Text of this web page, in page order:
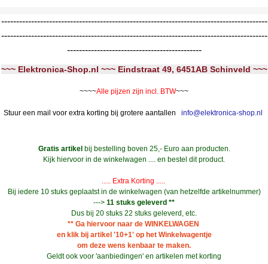
-----------------------------------------------------------------------------------------
-----------------------------------------------------------------------------------------
---------------------------------------------
~~~ Elektronica-Shop.nl ~~~ Eindstraat 49, 6451AB Schinveld ~~~
~~~~Alle pijzen zijn incl. BTW~~~
Stuur een mail voor extra korting bij grotere aantallen info@elektronica-shop.nl
Gratis artikel bij bestelling boven 25,- Euro aan producten.
Kijk hiervoor in de winkelwagen .... en bestel dit product.
..... Extra Korting .....
Bij iedere 10 stuks geplaatst in de winkelwagen (van hetzelfde artikelnummer)
---> 11 stuks geleverd **
Dus bij 20 stuks 22 stuks geleverd, etc.
** Ga hiervoor naar de WINKELWAGEN
en klik bij artikel '10+1' op het Winkelwagentje
om deze wens kenbaar te maken.
Geldt ook voor 'aanbiedingen' en artikelen met korting